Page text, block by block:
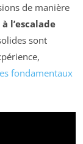
de manière
l’escalade
sont
fondamentaux